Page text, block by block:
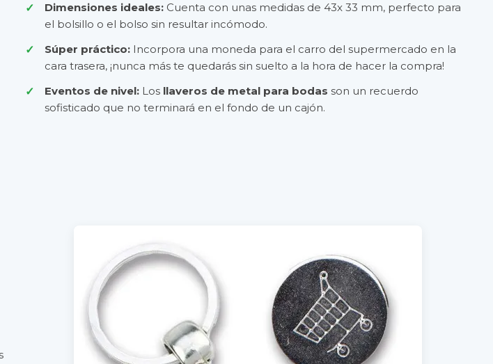
Dimensiones ideales: Cuenta con unas medidas de 43x 33 mm, perfecto para
el bolsillo o el bolso sin resultar incómodo.
Súper práctico: Incorpora una moneda para el carro del supermercado en la
cara trasera, ¡nunca más te quedarás sin suelto a la hora de hacer la compra!
Eventos de nivel: Los llaveros de metal para bodas son un recuerdo
sofisticado que no terminará en el fondo de un cajón.